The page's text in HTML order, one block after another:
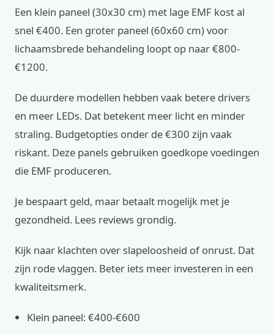
Een klein paneel (30x30 cm) met lage EMF kost al
snel €400. Een groter paneel (60x60 cm) voor
lichaamsbrede behandeling loopt op naar €800-
€1200.
De duurdere modellen hebben vaak betere drivers
en meer LEDs. Dat betekent meer licht en minder
straling. Budgetopties onder de €300 zijn vaak
riskant. Deze panels gebruiken goedkope voedingen
die EMF produceren.
Je bespaart geld, maar betaalt mogelijk met je
gezondheid. Lees reviews grondig.
Kijk naar klachten over slapeloosheid of onrust. Dat
zijn rode vlaggen. Beter iets meer investeren in een
kwaliteitsmerk.
Klein paneel: €400-€600